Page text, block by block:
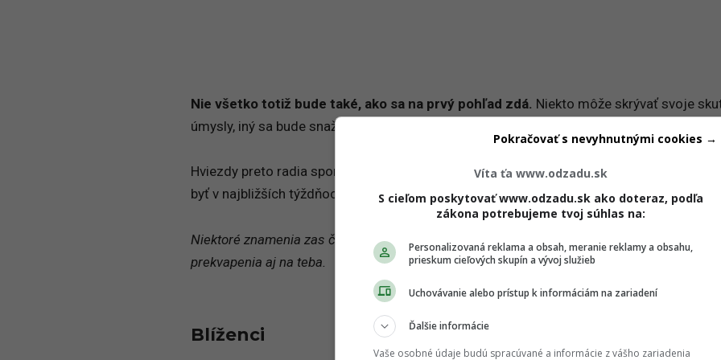
Nie všetko totiž bude také, ako sa na prvý pohľad zdá. Niekto môže skrývať svoje
úmysly, iný sa bude snažiť získať si dôveru len preto, aby z toho niečo získal.
Hviezdy preto radia spomaliť a nenechať sa uniesť peknými slovami. Ktoré znamenia by
byť v najbližších týždňoch obzvlášť opatrné?
Niektoré znamenia zas čaká do konca júna šokujúce odhalenie. Klikni SEMa zisti, či čaká
prekvapenia aj na teba.
Blíženci
Víta ťa www.odzadu.sk
S cieľom poskytovať www.odzadu.sk ako doteraz, podľa
zákona potrebujeme tvoj súhlas na:
Personalizovaná reklama a obsah, meranie reklamy a obsahu,
prieskum cieľových skupín a vývoj služieb
Uchovávanie alebo prístup k informáciám na zariadení
Ďalšie informácie
Vaše osobné údaje budú spracúvané a informácie z vášho zariadenia
Pokračovať s nevyhnutnými cookies →